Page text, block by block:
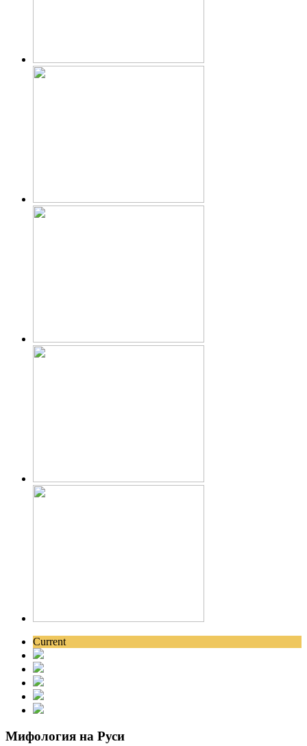
Current
Мифология на Руси